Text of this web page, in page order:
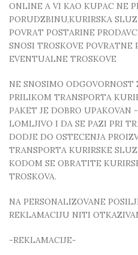
ONLINE A VI KAO KUPAC NE
PORUDZBINU,KURIRSKA
POVRAT POSTARINE
SNOSI TROSKOVE POVRATNE
EVENTUALNE TROSKOVE
NE SNOSIMO ODGOVORNOST
PRILIKOM TRANSPORTA
PAKET JE DOBRO UPAKOVAN
LOMLJIVO I DA SE PAZI PRI
DODJE DO OSTECENJA
TRANSPORTA KURIRSKE
KODOM SE OBRATITE
TROSKOVA.
NA PERSONALIZOVANE
REKLAMACIJU NITI
-REKLAMACIJE-